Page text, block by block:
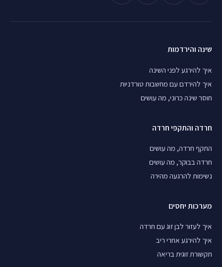
שינה והירדמות
איך להירגע לפני השינה
איך להירדם עם מחשבות טורדניות
חוסר שינה כרוני, מה עושים
חרדה והתקפי חרדה
התקף חרדה, מה עושים
חרדה בבוקר, מה עושים
נשימות להרגעה מהירה
מערכות יחסים
איך לעזור לבן זוג עם חרדה
איך להירגע אחרי ריב
תקשורת זוגית בריאה